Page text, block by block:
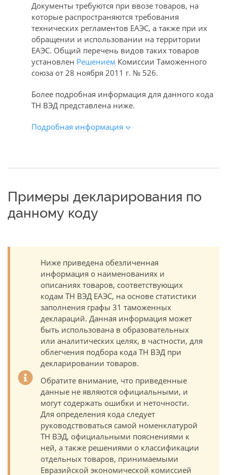
Документы требуются при ввозе товаров, на
которые распространяются требования
технических регламентов ЕАЭС, а также при их
обращении и использовании на территории
ЕАЭС. Общий перечень видов таких товаров
установлен Решением Комиссии Таможенного
союза от 28 ноября 2011 г. № 526.
Более подробная информация для данного кода
ТН ВЭД представлена ниже.
Подробная информация
Примеры декларирования по
данному коду
Ниже приведена обезличенная
информация о наименованиях и
описаниях товаров, соответствующих
кодам ТН ВЭД ЕАЭС, на основе статистики
заполнения графы 31 таможенных
деклараций. Данная информация может
быть использована в образовательных
или аналитических целях, в частности, для
облегчения подбора кода ТН ВЭД при
декларировании товаров.
Обратите внимание, что приведенные
данные не являются официальными, и
могут содержать ошибки и неточности.
Для определения кода следует
руководствоваться самой номенклатурой
ТН ВЭД, официальными пояснениями к
ней, а также решениями о классификации
отдельных товаров, принимаемыми
Евразийской экономической комиссией